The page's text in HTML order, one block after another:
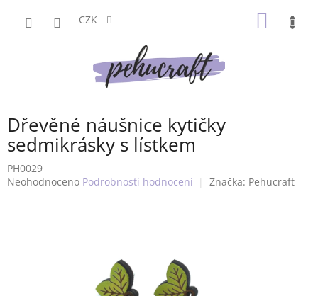
CZK
Dřevěné náušnice kytičky
sedmikrásky s lístkem
PH0029
Průměrné
Neohodnoceno Podrobnosti hodnocení Značka: Pehucraft